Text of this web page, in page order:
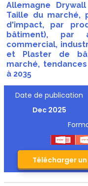
Allemagne
Taille du marché,
d'impact, par
bâtiment), par
commercial,
et Plaster de
marché,
à 2035
Date de publication
Dec 2025
Télécharger